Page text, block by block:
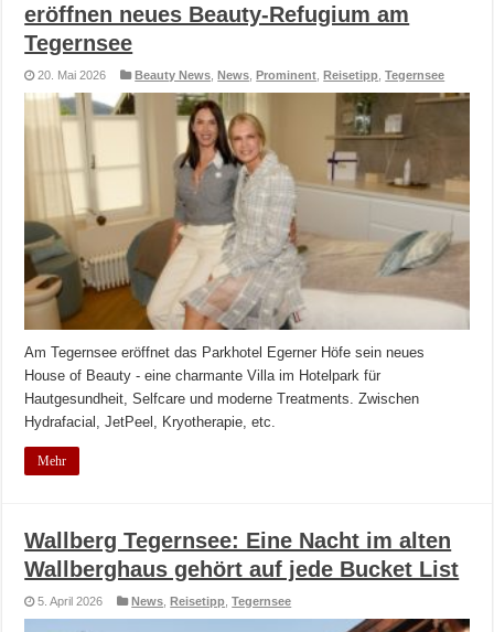
eröffnen neues Beauty-Refugium am
Tegernsee
20. Mai 2026 Beauty News ,News ,Prominent ,Reisetipp ,Tegernsee
Am Tegernsee eröffnet das Parkhotel Egerner Höfe sein neues
House of Beauty - eine charmante Villa im Hotelpark für
Hautgesundheit, Selfcare und moderne Treatments. Zwischen
Hydrafacial, JetPeel, Kryotherapie, etc.
Mehr
Wallberg Tegernsee: Eine Nacht im alten
Wallberghaus gehört auf jede Bucket List
5. April 2026 News ,Reisetipp ,Tegernsee